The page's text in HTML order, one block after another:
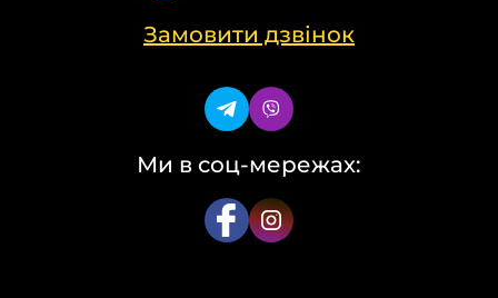
Замовити дзвінок
Ми в соц-мережах:
Еко сумки “Майка”
Еко сумки “Банан”